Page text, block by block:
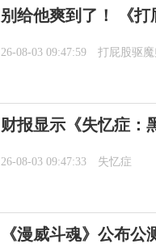
别给他爽到了！ 《
26-08-03 09:47:59 打屁股驱魔
财报显示《失忆症：
26-08-03 09:47:33 失忆症
《漫威斗魂》公布